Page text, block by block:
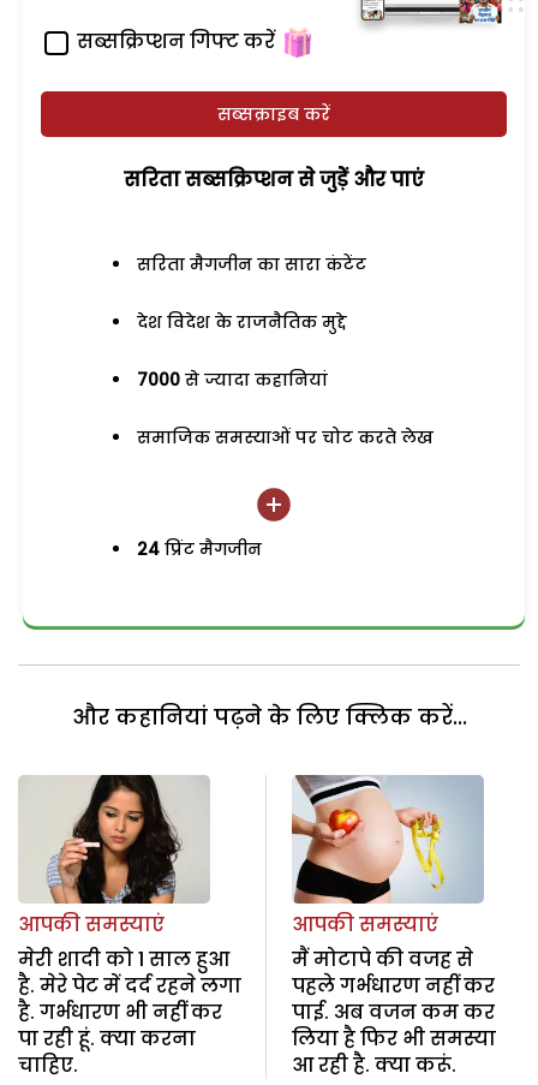
सब्सक्रिप्शन गिफ्ट करें
सब्सक्राइब करें
सरिता सब्सक्रिप्शन से जुड़ेें और पाएं
सरिता मैगजीन का सारा कंटेंट
देश विदेश के राजनैतिक मुद्दे
7000 से ज्यादा कहानियां
समाजिक समस्याओं पर चोट करते लेख
24 प्रिंट मैगजीन
और कहानियां पढ़ने के लिए क्लिक करें...
आपकी समस्याएं
मेरी शादी को 1 साल हुआ
है. मेरे पेट में दर्द रहने लगा
है. गर्भधारण भी नहीं कर
पा रही हूं. क्या करना
चाहिए.
आपकी समस्याएं
मैं मोटापे की वजह से
पहले गर्भधारण नहीं कर
पाई. अब वजन कम कर
लिया है फिर भी समस्या
आ रही है. क्या करूं.